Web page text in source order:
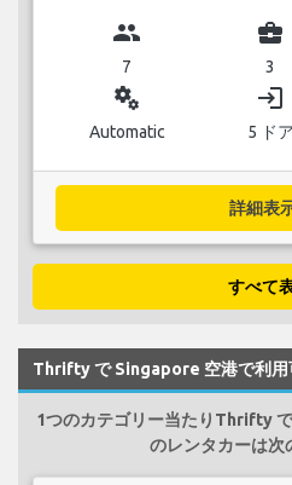
group
7
business_center
3
miscellaneous_services
Automatic
login
5 ドア
詳細表
すべて
Thrifty で Singapore 空港で利用
1つのカテゴリー当たりThrifty
のレンタカーは次